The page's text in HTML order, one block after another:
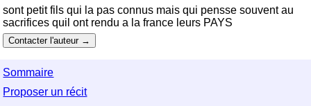
sont petit fils qui la pas connus mais qui pensse souvent au
sacrifices quil ont rendu a la france leurs PAYS
Sommaire
Proposer un récit